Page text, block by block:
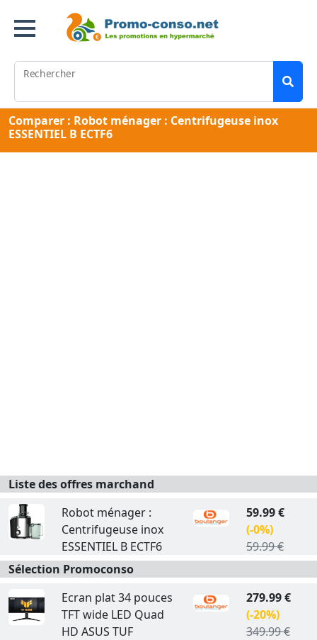
Rechercher
Comparer : Robot ménager : Centrifugeuse inox
ESSENTIEL B ECTF6
Liste des offres marchand
Robot ménager :
Centrifugeuse inox
ESSENTIEL B ECTF6
59.99 €
(-0%)
59.99 €
Sélection Promoconso
Ecran plat 34 pouces
TFT wide LED Quad
HD ASUS TUF
279.99 €
(-20%)
349.99 €